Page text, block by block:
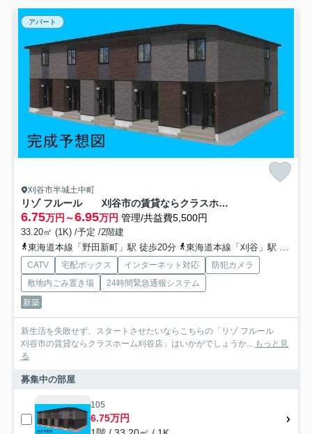
アパート
刈谷市半城土中町
リゾ フルール 刈谷市の賃貸ならクラスホーム刈谷店
6.75万円～6.95万円 管理/共益費5,500円
33.20㎡ (1K) /予定 /2階建
東海道本線「野田新町」駅 徒歩20分
東海道本線「刈谷」駅 徒歩25分
CATV 宅配ボックス インターネット対応
防犯カメラ
敷地内ごみ置き場
24時間緊急通報システム
新築
新生活を失敗せず、スタートさせたいならこちらの「リゾ フルール
刈谷市の賃貸ならクラスホーム刈谷店」はいかがでしょうか... もっと見
る
募集中の部屋
105
6.75万円